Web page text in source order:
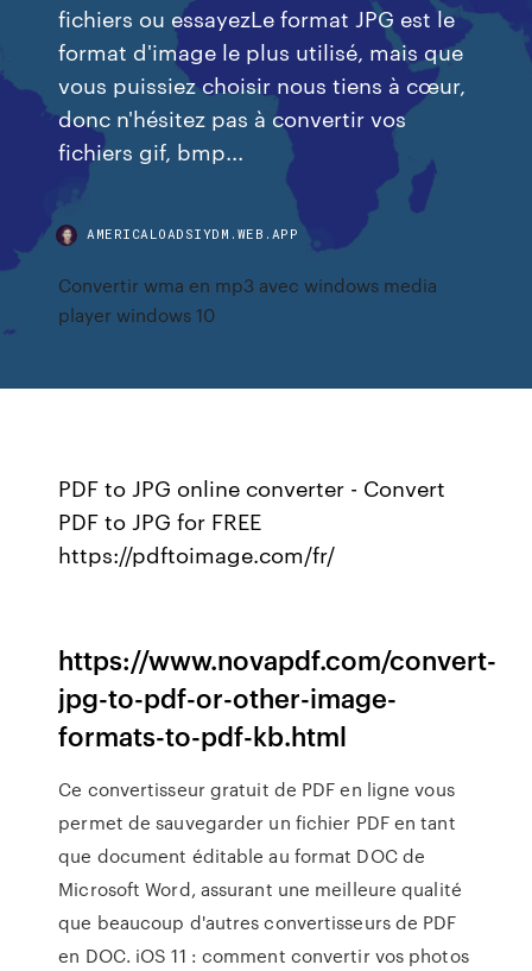
fichiers ou essayezLe format JPG est le
format d'image le plus utilisé, mais que
vous puissiez choisir nous tiens à cœur,
donc n'hésitez pas à convertir vos
fichiers gif, bmp...
AMERICALOADSIYDM.WEB.APP
Convertir wma en mp3 avec windows media
player windows 10
PDF to JPG online converter - Convert
PDF to JPG for FREE
https://pdftoimage.com/fr/
https://www.novapdf.com/convert-
jpg-to-pdf-or-other-image-
formats-to-pdf-kb.html
Ce convertisseur gratuit de PDF en ligne vous
permet de sauvegarder un fichier PDF en tant
que document éditable au format DOC de
Microsoft Word, assurant une meilleure qualité
que beaucoup d'autres convertisseurs de PDF
en DOC. iOS 11 : comment convertir vos photos